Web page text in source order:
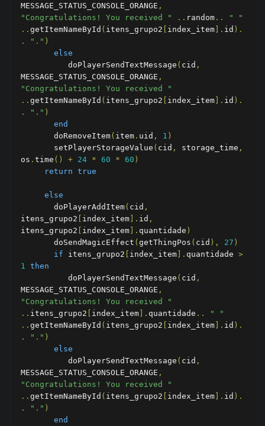
MESSAGE_STATUS_CONSOLE_ORANGE ,
"Congratulations! You received "
.. random ..
" "
.. getItemNameById ( itens_grupo2 index_item ]. id ).
.
"." )
else
          doPlayerSendTextMessage
( cid ,
MESSAGE_STATUS_CONSOLE_ORANGE ,
"Congratulations! You received "
.. getItemNameById ( itens_grupo2 index_item ]. id ).
.
"." )
end
       doRemoveItem
( item . uid , 1 )
       setPlayerStorageValue
( cid , storage_time ,
os . time () + 24 * 60 * 60 )
return true
else
       doPlayerAddItem
( cid ,
itens_grupo2
index_item ]. id ,
itens_grupo2
index_item ]. quantidade )
       doSendMagicEffect
( getThingPos ( cid ), 27 )
if itens_grupo2 index_item ]. quantidade >
1
then
          doPlayerSendTextMessage
( cid ,
MESSAGE_STATUS_CONSOLE_ORANGE ,
"Congratulations! You received "
.. itens_grupo2 index_item ]. quantidade ..
" "
.. getItemNameById ( itens_grupo2 index_item ]. id ).
.
"." )
else
          doPlayerSendTextMessage
( cid ,
MESSAGE_STATUS_CONSOLE_ORANGE ,
"Congratulations! You received "
.. getItemNameById ( itens_grupo2 index_item ]. id ).
.
"." )
end